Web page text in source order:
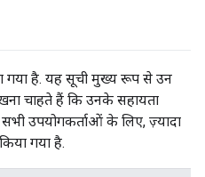
गया है. यह सूची मुख्य रूप से उन
चाहते हैं कि उनके सहायता
उपयोगकर्ताओं के लिए, ज़्यादा
गया है.